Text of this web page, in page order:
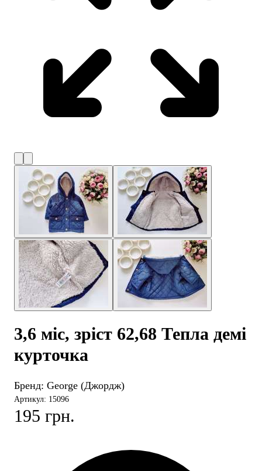
3,6 міс, зріст 62,68 Тепла демі
курточка
Бренд: George (Джордж)
Артикул: 15096
195 грн.